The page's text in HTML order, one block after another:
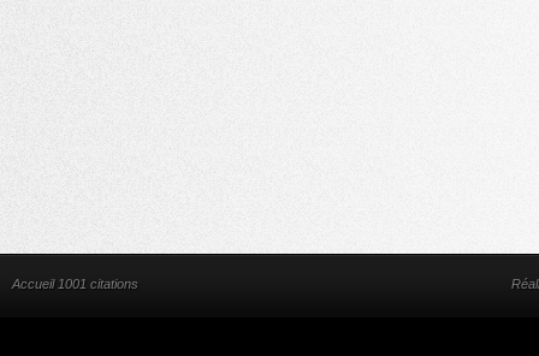
Accueil 1001 citations